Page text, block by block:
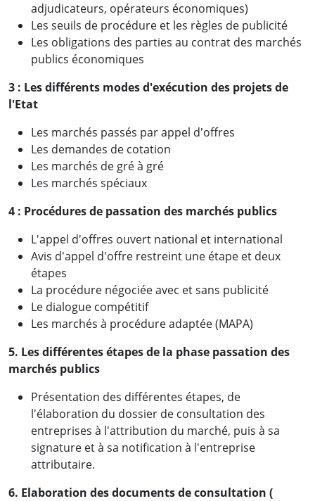
adjudicateurs, opérateurs économiques)
Les seuils de procédure et les règles de publicité
Les obligations des parties au contrat des marchés
publics économiques
3 : Les différents modes d'exécution des projets de
l'Etat
Les marchés passés par appel d'offres
Les demandes de cotation
Les marchés de gré à gré
Les marchés spéciaux
4 : Procédures de passation des marchés publics
L'appel d'offres ouvert national et international
Avis d'appel d'offre restreint une étape et deux
étapes
La procédure négociée avec et sans publicité
Le dialogue compétitif
Les marchés à procédure adaptée (MAPA)
5. Les différentes étapes de la phase passation des
marchés publics
Présentation des différentes étapes, de
l'élaboration du dossier de consultation des
entreprises à l'attribution du marché, puis à sa
signature et à sa notification à l'entreprise
attributaire.
6. Elaboration des documents de consultation (